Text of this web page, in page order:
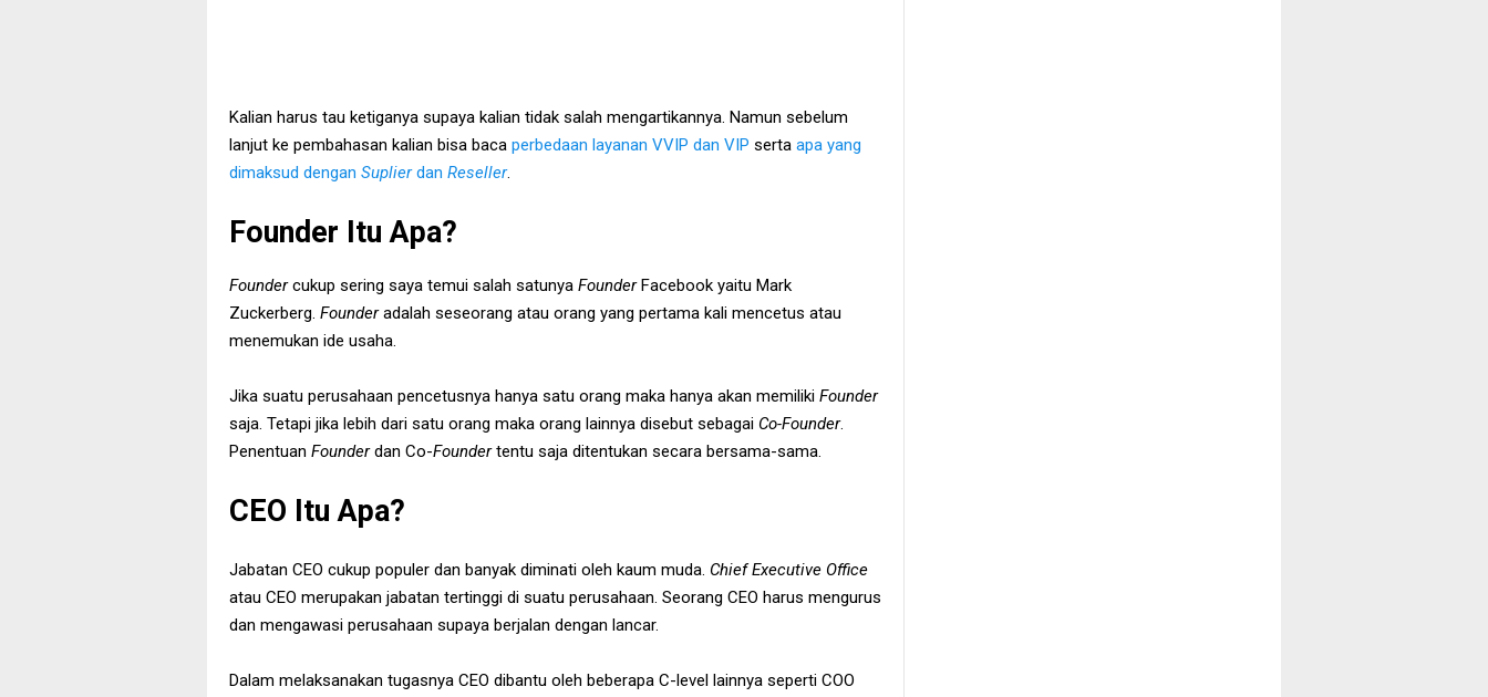
Kalian harus tau ketiganya supaya kalian tidak salah mengartikannya. Namun sebelum
lanjut ke pembahasan kalian bisa baca perbedaan layanan VVIP dan VIP serta apa yang
dimaksud dengan Suplierdan Reseller.
Founder Itu Apa?
Foundercukup sering saya temui salah satunya Founder Facebook yaitu Mark
Zuckerberg. Founderadalah seseorang atau orang yang pertama kali mencetus atau
menemukan ide usaha.
Jika suatu perusahaan pencetusnya hanya satu orang maka hanya akan memiliki Founder
saja. Tetapi jika lebih dari satu orang maka orang lainnya disebut sebagai Co-Founder.
Penentuan Founderdan Co-Foundertentu saja ditentukan secara bersama-sama.
CEO Itu Apa?
Jabatan CEO cukup populer dan banyak diminati oleh kaum muda. Chief Executive Office
atau CEO merupakan jabatan tertinggi di suatu perusahaan. Seorang CEO harus mengurus
dan mengawasi perusahaan supaya berjalan dengan lancar.
Dalam melaksanakan tugasnya CEO dibantu oleh beberapa C-level lainnya seperti COO